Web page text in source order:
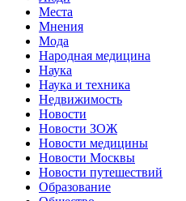
Места
Мнения
Мода
Народная медицина
Наука
Наука и техника
Недвижимость
Новости
Новости ЗОЖ
Новости медицины
Новости Москвы
Новости путешествий
Образование